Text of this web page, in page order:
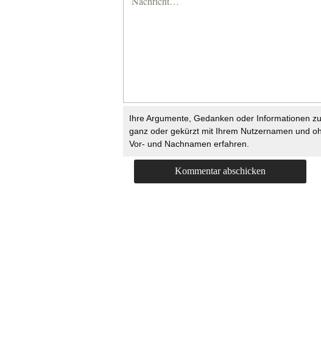
Ihre Argumente, Gedanken oder Informationen
ganz oder gekürzt mit Ihrem Nutzernamen und
Vor- und Nachnamen erfahren.